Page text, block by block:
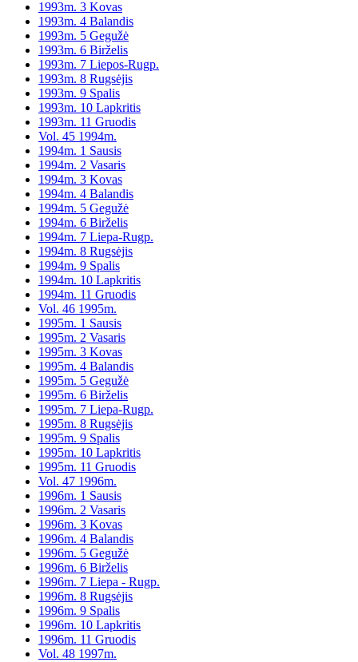
1993m. 3 Kovas
1993m. 4 Balandis
1993m. 5 Gegužė
1993m. 6 Birželis
1993m. 7 Liepos-Rugp.
1993m. 8 Rugsėjis
1993m. 9 Spalis
1993m. 10 Lapkritis
1993m. 11 Gruodis
Vol. 45 1994m.
1994m. 1 Sausis
1994m. 2 Vasaris
1994m. 3 Kovas
1994m. 4 Balandis
1994m. 5 Gegužė
1994m. 6 Birželis
1994m. 7 Liepa-Rugp.
1994m. 8 Rugsėjis
1994m. 9 Spalis
1994m. 10 Lapkritis
1994m. 11 Gruodis
Vol. 46 1995m.
1995m. 1 Sausis
1995m. 2 Vasaris
1995m. 3 Kovas
1995m. 4 Balandis
1995m. 5 Gegužė
1995m. 6 Birželis
1995m. 7 Liepa-Rugp.
1995m. 8 Rugsėjis
1995m. 9 Spalis
1995m. 10 Lapkritis
1995m. 11 Gruodis
Vol. 47 1996m.
1996m. 1 Sausis
1996m. 2 Vasaris
1996m. 3 Kovas
1996m. 4 Balandis
1996m. 5 Gegužė
1996m. 6 Birželis
1996m. 7 Liepa - Rugp.
1996m. 8 Rugsėjis
1996m. 9 Spalis
1996m. 10 Lapkritis
1996m. 11 Gruodis
Vol. 48 1997m.